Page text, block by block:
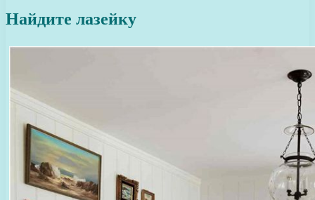
Найдите лазейку